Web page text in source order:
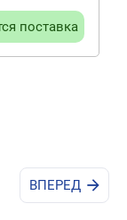
поставка
ВПЕРЕД